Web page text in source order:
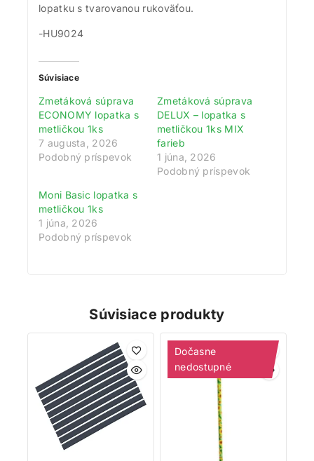
lopatku s tvarovanou rukoväťou.
-HU9024
Súvisiace
Zmetáková súprava
ECONOMY lopatka s
metličkou 1ks
7 augusta, 2026
Podobný príspevok
Zmetáková súprava
DELUX – lopatka s
metličkou 1ks MIX
farieb
1 júna, 2026
Podobný príspevok
Moni Basic lopatka s
metličkou 1ks
1 júna, 2026
Podobný príspevok
Súvisiace produkty
Dočasne
nedostupné